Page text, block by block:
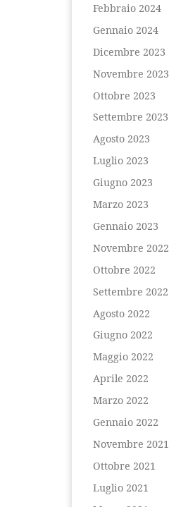
Febbraio 2024
Gennaio 2024
Dicembre 2023
Novembre 2023
Ottobre 2023
Settembre 2023
Agosto 2023
Luglio 2023
Giugno 2023
Marzo 2023
Gennaio 2023
Novembre 2022
Ottobre 2022
Settembre 2022
Agosto 2022
Giugno 2022
Maggio 2022
Aprile 2022
Marzo 2022
Gennaio 2022
Novembre 2021
Ottobre 2021
Luglio 2021